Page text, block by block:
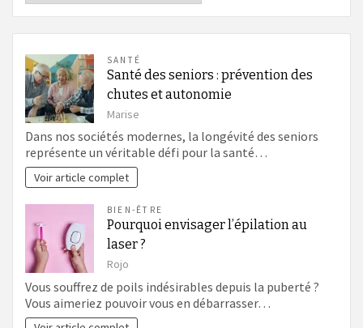
SANTÉ
Santé des seniors : prévention des
chutes et autonomie
Marise
Dans nos sociétés modernes, la longévité des seniors
représente un véritable défi pour la santé…
Voir article complet
BIEN-ÊTRE
Pourquoi envisager l’épilation au
laser ?
Rojo
Vous souffrez de poils indésirables depuis la puberté ?
Vous aimeriez pouvoir vous en débarrasser…